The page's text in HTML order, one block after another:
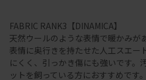
FABRIC RANK3【DINAMICA】
天然ウールのような表情で暖かみが
表情に奥行きを持たせた人工スエー
にくく、引っかき傷にも強いです。
ットを飼っている方におすすめです